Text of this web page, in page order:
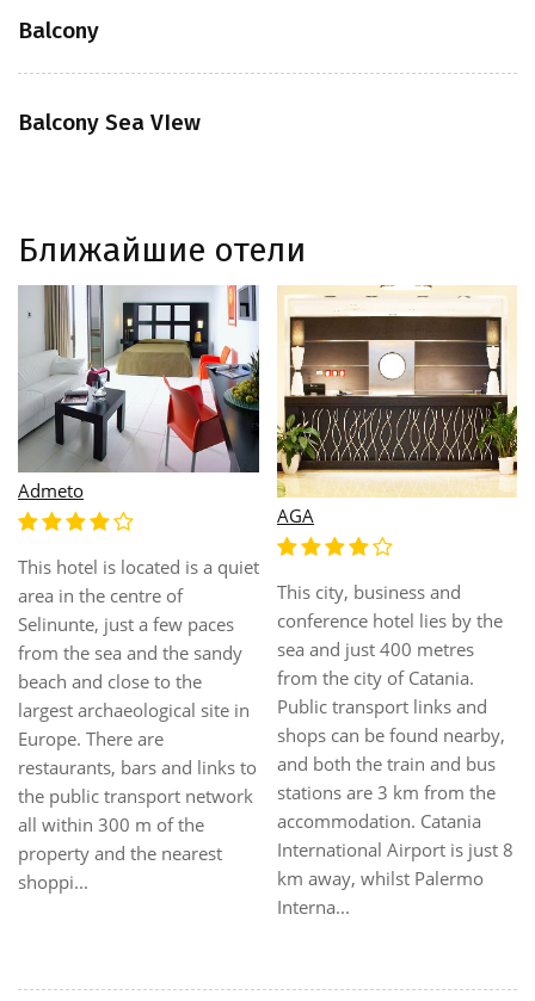
Balcony
Balcony Sea VIew
Ближайшие отели
Admeto
This hotel is located is a quiet
area in the centre of
Selinunte, just a few paces
from the sea and the sandy
beach and close to the
largest archaeological site in
Europe. There are
restaurants, bars and links to
the public transport network
all within 300 m of the
property and the nearest
shoppi...
AGA
This city, business and
conference hotel lies by the
sea and just 400 metres
from the city of Catania.
Public transport links and
shops can be found nearby,
and both the train and bus
stations are 3 km from the
accommodation. Catania
International Airport is just 8
km away, whilst Palermo
Interna...